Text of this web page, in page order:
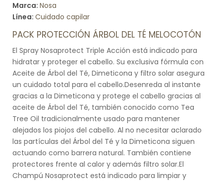
Marca: Nosa
Línea: Cuidado capilar
PACK PROTECCIÓN ÁRBOL DEL TÉ MELOCOTÓN
El Spray Nosaprotect Triple Acción está indicado para
hidratar y proteger el cabello. Su exclusiva fórmula con
Aceite de Árbol del Té, Dimeticona y filtro solar asegura
un cuidado total para el cabello.Desenreda al instante
gracias a la Dimeticona y protege el cabello gracias al
aceite de Árbol del Té, también conocido como Tea
Tree Oil tradicionalmente usado para mantener
alejados los piojos del cabello. Al no necesitar aclarado
las partículas del Árbol del Té y la Dimeticona siguen
actuando como barrera natural. También contiene
protectores frente al calor y además filtro solar.El
Champú Nosaprotect está indicado para limpiar y